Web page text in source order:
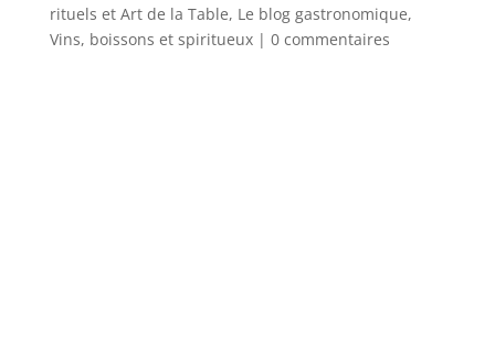
rituels et Art de la Table, Le blog gastronomique,
Vins, boissons et spiritueux| 0 commentaires